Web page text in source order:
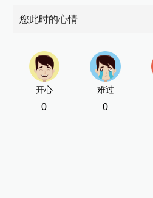
您此时的心情
开心
0
难过
0